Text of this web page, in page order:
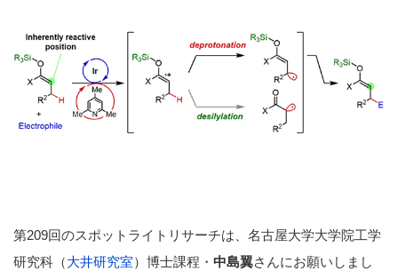
第209回のスポットライトリサーチは、名古屋大学大学院工学
研究科（大井研究室）博士課程・ 中島翼さんにお願いしまし